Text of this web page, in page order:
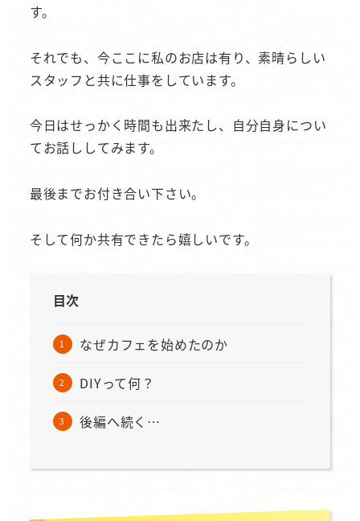
す。
それでも、今ここに私のお店は有り、素晴らしい
スタッフと共に仕事をしています。
今日はせっかく時間も出来たし、自分自身につい
てお話ししてみます。
最後までお付き合い下さい。
そして何か共有できたら嬉しいです。
目次
なぜカフェを始めたのか
DIYって何？
後編へ続く…